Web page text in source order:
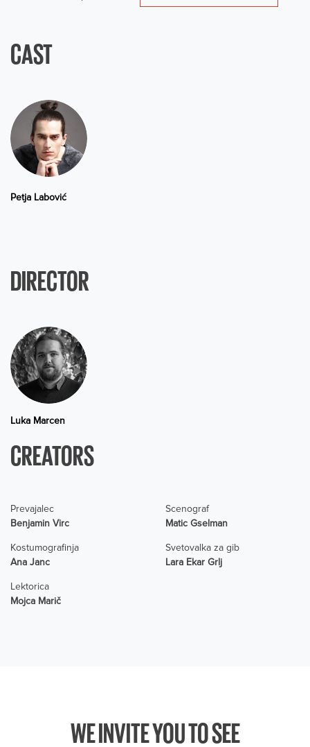
CAST
Petja Labović
DIRECTOR
Luka Marcen
CREATORS
Prevajalec
Benjamin Virc
Scenograf
Matic Gselman
Kostumografinja
Ana Janc
Svetovalka za gib
Lara Ekar Grlj
Lektorica
Mojca Marič
WE INVITE YOU TO SEE